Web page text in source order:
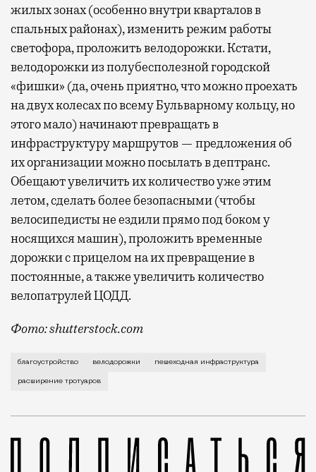
жилых зонах (особенно внутри кварталов в
спальных районах), изменить режим работы
светофора, проложить велодорожки. Кстати,
велодорожки из полубесполезной городской
«фишки» (да, очень приятно, что можно проехать
на двух колесах по всему Бульварному кольцу, но
этого мало) начинают превращать в
инфраструктуру маршрутов — предложения об
их организации можно посылать в дептранс.
Обещают увеличить их количество уже этим
летом, сделать более безопасными (чтобы
велосипедисты не ездили прямо под боком у
носящихся машин), проложить временные
дорожки с прицелом на их превращение в
постоянные, а также увеличить количество
велопатрулей ЦОДД.
Фото: shutterstock.com
Дептранс хочет, чтобы идеи по улучшению
благоустройство велодорожки пешеходная инфраструктура
расширение тротуаров